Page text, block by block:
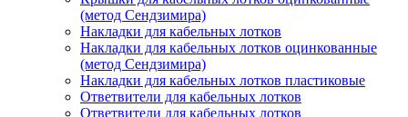
(метод Сендзимира)
Накладки для кабельных лотков
Накладки для кабельных лотков оцинкованные
(метод Сендзимира)
Накладки для кабельных лотков пластиковые
Ответвители для кабельных лотков
Ответвители для кабельных лотков